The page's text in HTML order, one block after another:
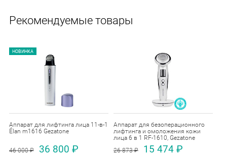
Рекомендуемые товары
НОВИНКА
Аппарат для лифтинга лица 11-в-1
Élan m1616 Gezatone
46 000 ₽ 36 800 ₽
Аппарат для безоперационного
лифтинга и омоложения кожи
лица 6 в 1 RF-1610, Gezatone
26 873 ₽
15 474 ₽